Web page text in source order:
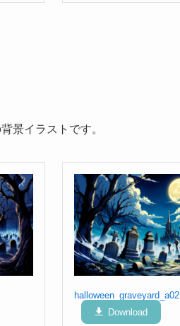
景イラストです。
halloween_graveyard_a02
Download